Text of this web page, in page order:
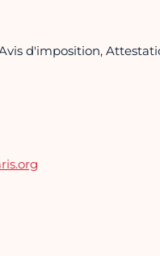
d'imposition,